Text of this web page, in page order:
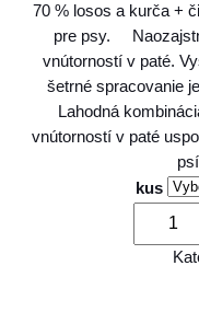
70 % losos a kurča +
pre psy.
vnútorností v paté.
šetrné spracovanie
Lahodná
vnútorností v paté
kus